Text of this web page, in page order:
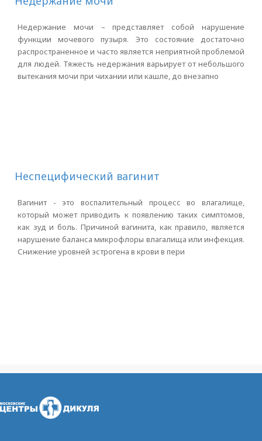
Недержание мочи – представляет собой нарушение
функции мочевого пузыря. Это состояние достаточно
распространенное и часто является неприятной проблемой
для людей. Тяжесть недержания варьирует от небольшого
вытекания мочи при чихании или кашле, до внезапно
Неспецифический вагинит
Вагинит - это воспалительный процесс во влагалище,
который может приводить к появлению таких симптомов,
как зуд и боль. Причиной вагинита, как правило, является
нарушение баланса микрофлоры влагалища или инфекция.
Снижение уровней эстрогена в крови в пери